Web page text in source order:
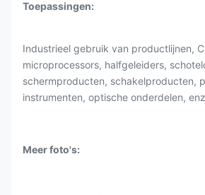
Toepassingen:
Industrieel gebruik van productlijnen,
microprocessors, halfgeleiders,
schermproducten, schakelproducten,
instrumenten, optische onderdelen,
Meer foto's: